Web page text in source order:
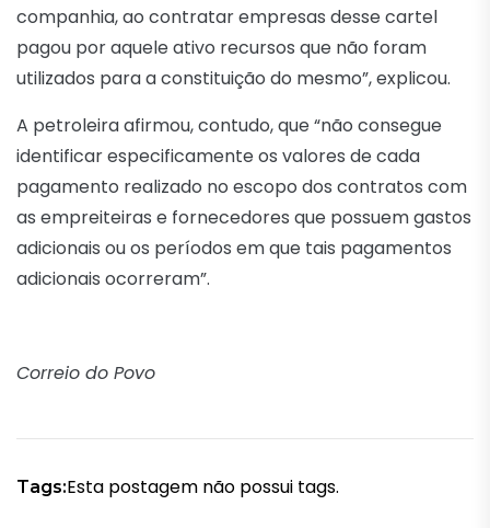
companhia, ao contratar empresas desse cartel
pagou por aquele ativo recursos que não foram
utilizados para a constituição do mesmo”, explicou.
A petroleira afirmou, contudo, que “não consegue
identificar especificamente os valores de cada
pagamento realizado no escopo dos contratos com
as empreiteiras e fornecedores que possuem gastos
adicionais ou os períodos em que tais pagamentos
adicionais ocorreram”.
Correio do Povo
Tags:Esta postagem não possui tags.